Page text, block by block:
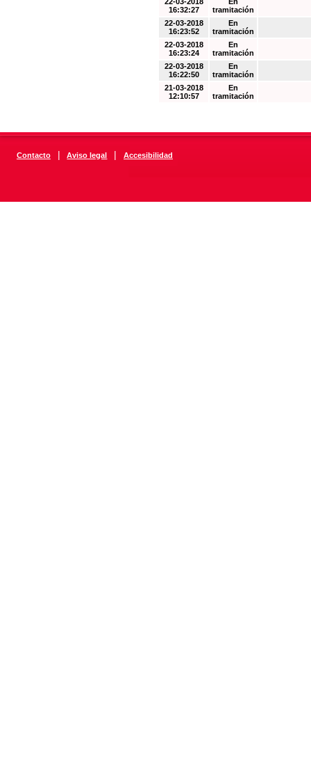
16:32:27
tramitación
22-03-2018
16:23:52
En
tramitación
22-03-2018
16:23:24
En
tramitación
22-03-2018
16:22:50
En
tramitación
21-03-2018
12:10:57
En
tramitación
Contacto | Aviso legal | Accesibilidad